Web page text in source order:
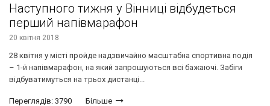
Наступного тижня у Вінниці відбудеться
перший напівмарафон
20 квітня 2018
28 квітня у місті пройде надзвичайно масштабна спортивна подія
– 1-й напівмарафон, на який запрошуються всі бажаючі. Забіги
відбуватимуться на трьох дистанці...
Переглядів: 3790 Більше